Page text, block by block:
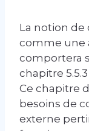
La notion
comme une
comportera
chapitre
Ce chapitre
besoins de
externe